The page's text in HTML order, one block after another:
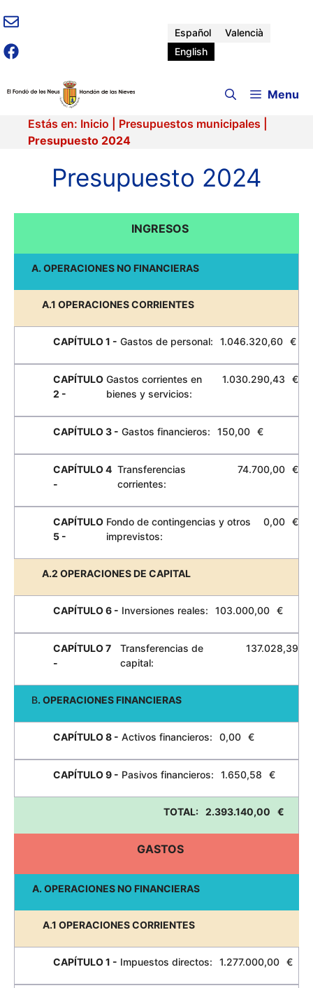
Skip
to
content
Español
Valencià
English
Menu
Estás en: Inicio Presupuestos municipales
Presupuesto 2024
Presupuesto 2024
INGRESOS
A. OPERACIONES NO FINANCIERAS
A.1 OPERACIONES CORRIENTES
CAPÍTULO 1 - Gastos de personal: 1.046.320,60 €
CAPÍTULO
2 -
Gastos corrientes en
bienes y servicios:
1.030.290,43 €
CAPÍTULO 3 - Gastos financieros: 150,00 €
CAPÍTULO 4
-
Transferencias
corrientes:
74.700,00 €
CAPÍTULO
5 -
Fondo de contingencias y otros
imprevistos:
0,00 €
A.2 OPERACIONES DE CAPITAL
CAPÍTULO 6 - Inversiones reales: 103.000,00 €
CAPÍTULO 7
-
Transferencias de
capital:
137.028,39
B. OPERACIONES FINANCIERAS
CAPÍTULO 8 - Activos financieros: 0,00 €
CAPÍTULO 9 - Pasivos financieros: 1.650,58 €
TOTAL: 2.393.140,00 €
GASTOS
A. OPERACIONES NO FINANCIERAS
A.1 OPERACIONES CORRIENTES
CAPÍTULO 1 - Impuestos directos: 1.277.000,00 €